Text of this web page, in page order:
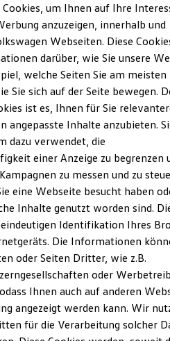
ID. Modelle
Winter
Lebensdauer
6
Versionen und Updates
zu Ihrem ID.
anfordern
um Ihnen auf Ihre
anzuzeigen, innerhalb und
Webseiten. Diese
darüber, wie Sie unsere
welche Seiten Sie am meisten
Sie sich auf der Seite bewegen.
ist es, Ihnen für Sie
angepasste Inhalte anzubieten.
dazu verwendet, die
einer Anzeige zu begrenzen
zu messen und zu
eine Webseite besucht haben
Inhalte genutzt worden sind.
Identifikation Ihres
Die Informationen
oder Seiten Dritter, wie z.B.
oder
Ihnen auch auf anderen
angezeigt werden kann. Wir
für die Verarbeitung solcher